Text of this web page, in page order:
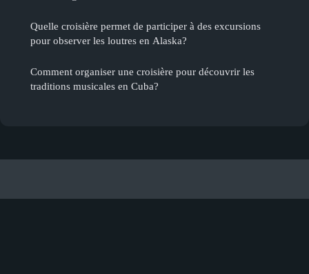
Quelle croisière permet de participer à des excursions
pour observer les loutres en Alaska?
Comment organiser une croisière pour découvrir les
traditions musicales en Cuba?